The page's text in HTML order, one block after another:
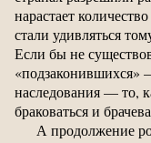
нарастает
стали удивляться
Если бы не
«подзаконившихся»
наследования — то,
браковаться и
А продолжение